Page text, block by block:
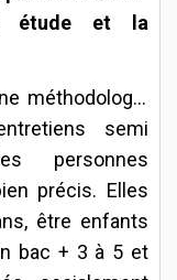
étude et la
méthodologie
semi
personnes
précis. Elles
être enfants
bac + 3 à 5 et